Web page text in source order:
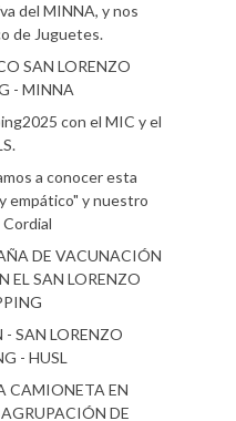
del MINNA, y nos
de Juguetes.
SAN LORENZO
- MINNA
con el MIC y el
a conocer esta
empático" y nuestro
DE VACUNACIÓN
EL SAN LORENZO
SAN LORENZO
- HUSL
CAMIONETA EN
DE